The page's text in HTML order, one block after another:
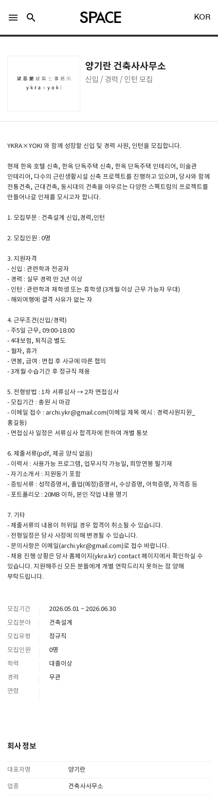
Facebook 로그인
Twitter 로그인
Naver 로그인
공지사항
기사문의
광고문의
Contact
menu search KOR
양기란 건축사사무소
신입 / 경력 / 인턴 모집
YKRA×YOKI 와 함께 성장할 신입 및 경력 사원, 인턴을 모집합니다.
현재 한옥 호텔 신축, 한옥 단독주택 신축, 한옥 단독주택 인테리어, 미술관
인테리어, 다수의 근린생활시설 신축 프로젝트를 진행하고 있으며, 당사와 함께
전통건축, 근대건축, 동시대의 건축을 아우르는 다양한 스펙트럼의 프로젝트를
만들어나갈 인재를 모시고자 합니다.
1. 모집부문 : 건축설계 신입,경력,인턴
2. 모집인원 : 0명
3. 지원자격
- 신입 : 관련학과 전공자
- 경력 : 실무 경력 만 2년 이상
- 인턴 : 관련학과 재학생 또는 휴학생 (3개월 이상 근무 가능자 우대)
- 해외여행에 결격 사유가 없는 자
4. 근무조건(신입/경력)
- 주5일 근무, 09:00-18:00
- 4대보험, 퇴직금 별도
- 월차, 휴가
- 연봉, 급여 : 면접 후 사규에 따른 협의
- 3개월 수습기간 후 정규직 채용
5. 전형방법 : 1차 서류심사 → 2차 면접심사
- 모집기간 : 충원 시 마감
- 이메일 접수 : archi.ykr@gmail.com(이메일 제목 예시 : 경력사원지원_
홍길동)
- 면접심사 일정은 서류심사 합격자에 한하여 개별 통보
6. 제출서류(pdf, 제공 양식 없음)
- 이력서 : 사용가능 프로그램, 업무시작 가능일, 희망연봉 필기재
- 자기소개서 : 지원동기 포함
- 증빙서류 : 성적증명서, 졸업(예정)증명서, 수상증명, 어학증명, 자격증 등
- 포트폴리오 : 20MB 이하, 본인 작업 내용 명기
7. 기타
- 제출서류의 내용이 허위일 경우 합격이 취소될 수 있습니다.
- 전형일정은 당사 사정에 의해 변경될 수 있습니다.
- 문의사항은 이메일(archi.ykr@gmail.com)로 접수 바랍니다.
- 채용 진행 상황은 당사 홈페이지(ykra.kr) contact 페이지에서 확인하실 수
있습니다. 지원해주신 모든 분들에게 개별 연락드리지 못하는 점 양해
부탁드립니다.
모집기간
2026.05.01 ~ 2026.06.30
모집분야
건축설계
모집유형
정규직
모집인원
0명
학력
대졸이상
경력
무관
연령
회사 정보
대표자명 양기란
업종 건축사사무소